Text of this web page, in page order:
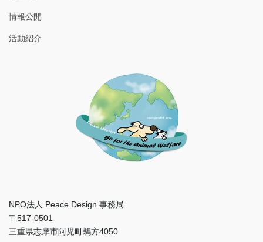
情報公開
活動紹介
NPO法人 Peace Design 事務局
〒517-0501
三重県志摩市阿児町鵜方4050